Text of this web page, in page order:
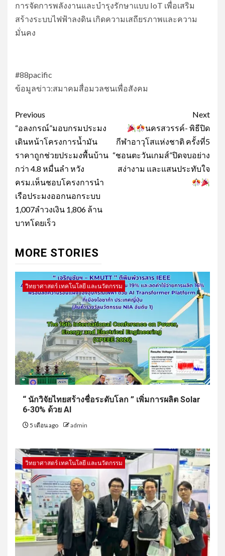
การจัดการพลังงานและบำรุงรักษาแบบ IoT เพื่อเสริม
สร้างระบบไฟฟ้าลงดิน เกิดความเสถียรภาพและความ
มั่นคง
#88pacific
ข้อมูลข่าว:สมาคมสื่อมวลชนเพื่อสังคม
Post
navigation
Previous
“อลงกรณ์”มอบกรมประมง
เดินหน้าโครงการน้ำมัน
ราคาถูกช่วยประมงพื้นบ้าน
กว่า 4.8 หมื่นลำ หวัง
ครม.เห็นชอบโครงการนำ
เรือประมงออกนอกระบบ
1,007ลำวงเงิน 1,806 ล้าน
บาทโดยเร็ว
Next
นครสวรรค์- พิธีปิด
กีฬาอาวุโสแห่งชาติ ครั้งที่5
“ชอนตะวันเกมส์”ปิดจบอย่าง
สง่างาม และแสนประทับใจ
MORE STORIES
วิทยาศาสตร์ เทคโนโลยี และนวัตกรรม
“ นักวิจัยไทยสร้างชื่อระดับโลก ” เพิ่มการผลิต Solar
6-30% ด้วย AI
5 เดือน ago admin
วิทยาศาสตร์ เทคโนโลยี และนวัตกรรม